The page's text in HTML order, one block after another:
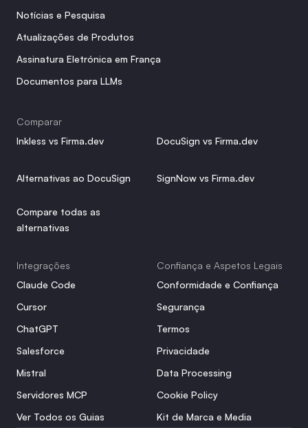
Notícias e Pesquisa
Atualizações de Produtos
Assinatura Eletrónica em França
Documentos para LLMs
Comparar
Inkless vs Firma.dev
DocuSign vs Firma.dev
Alternativas ao DocuSign SignNow vs Firma.dev
Compare todas as
alternativas
Integrações
Claude Code
Cursor
ChatGPT
Salesforce
Mistral
Servidores MCP
Ver Todos os Guias
Confiança e Aspetos Legais
Conformidade e Confiança
Segurança
Termos
Privacidade
Data Processing
Cookie Policy
Kit de Marca e Media